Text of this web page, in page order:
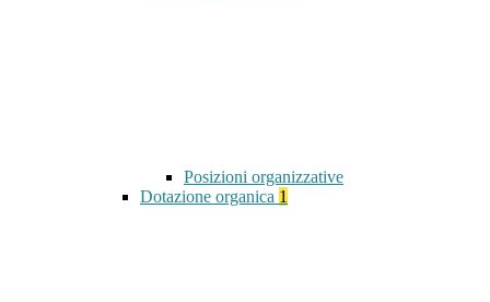
Posizioni organizzative
Dotazione organica 1